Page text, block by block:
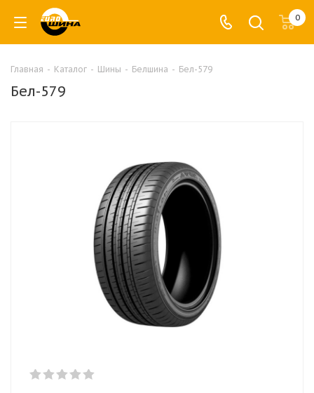
0
Главная - Каталог - Шины - Белшина - Бел-579
Бел-579